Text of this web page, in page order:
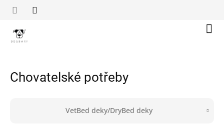
Chovatelské potřeby
VetBed deky/DryBed deky